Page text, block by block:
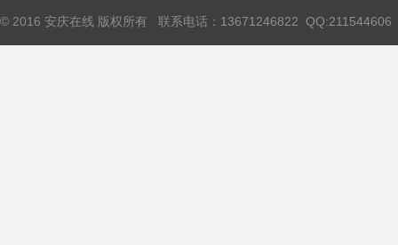
© 2016 安庆在线 版权所有 联系电话：13671246822